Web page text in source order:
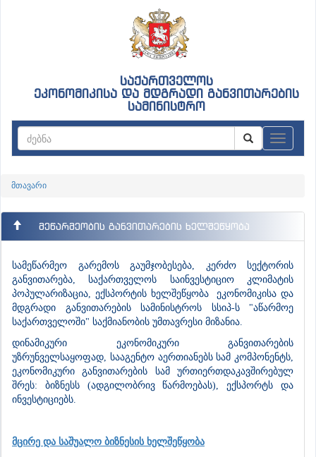
საქართველოს
ეკონომიკისა და მდგრადი განვითარების
სამინისტრო
მთავარი
მეწარმეობის განვითარების ხელშეწყობა
სამეწარმეო გარემოს გაუმჯობესება, კერძო სექტორის
განვითარება, საქართველოს საინვესტიციო კლიმატის
პოპულარიზაცია, ექსპორტის ხელშეწყობა ეკონომიკისა და
მდგრადი განვითარების სამინისტროს სსიპ-ს "აწარმოე
საქართველოში" საქმიანობის უმთავრესი მიზანია.
დინამიკური ეკონომიკური განვითარების
უზრუნველსაყოფად, სააგენტო აერთიანებს სამ კომპონენტს,
ეკონომიკური განვითარების სამ ურთიერთდაკავშირებულ
შრეს: ბიზნესს (ადგილობრივ წარმოებას), ექსპორტს და
ინვესტიციებს.
მცირე და საშუალო ბიზნესის ხელშეწყობა